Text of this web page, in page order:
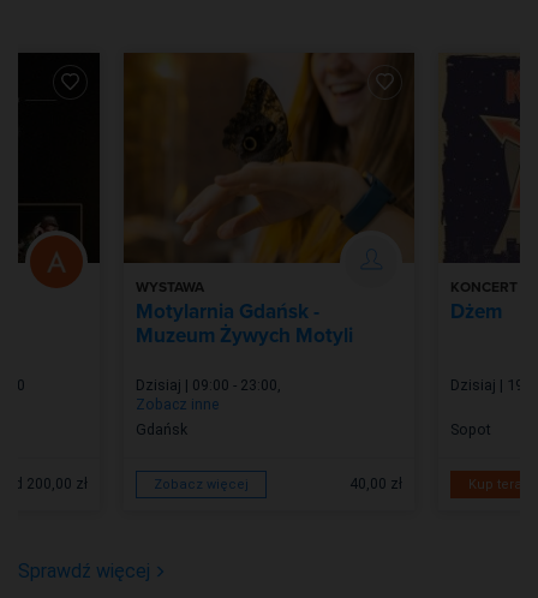
od 200,00 zł
WYSTAWA
Motylarnia Gdańsk -
Muzeum Żywych Motyli
Dzisiaj | 09:00 - 23:00,
Zobacz inne
Gdańsk
Zobacz więcej 40,00 zł
KONCERT
Dżem
Dzisiaj |
Sopot
Kup teraz
Sprawdź więcej